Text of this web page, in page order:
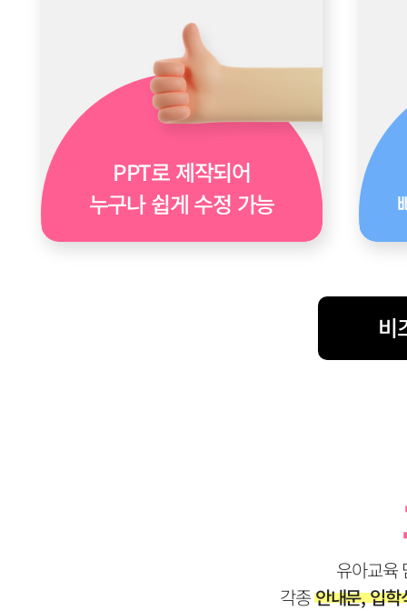
PPT로 제작되어
누구나 쉽게 수정 가능
비
유아교육
각종안내문, 입학